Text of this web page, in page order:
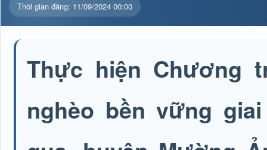
Thời gian đăng: 11/09/2024 00:00
Thực hiện Chương
nghèo bền vững